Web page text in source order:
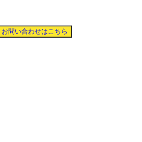
お問い合わせはこちら